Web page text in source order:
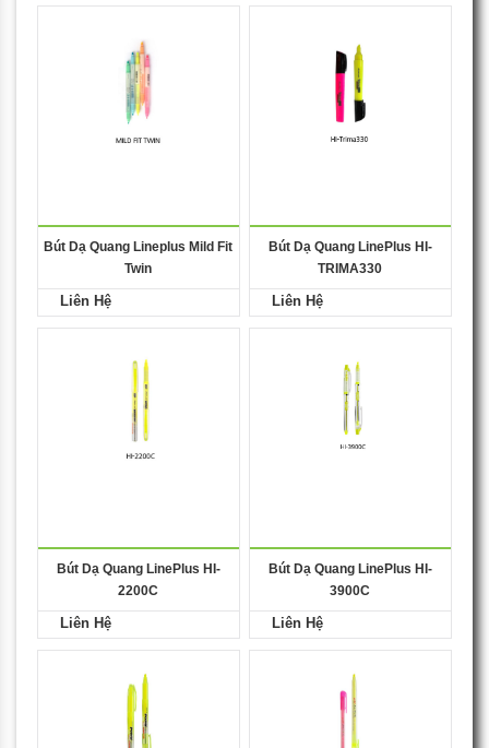
Bút Dạ Quang Lineplus Mild Fit
Twin
Liên Hệ
Bút Dạ Quang LinePlus HI-
TRIMA330
Liên Hệ
Bút Dạ Quang LinePlus HI-
2200C
Liên Hệ
Bút Dạ Quang LinePlus HI-
3900C
Liên Hệ